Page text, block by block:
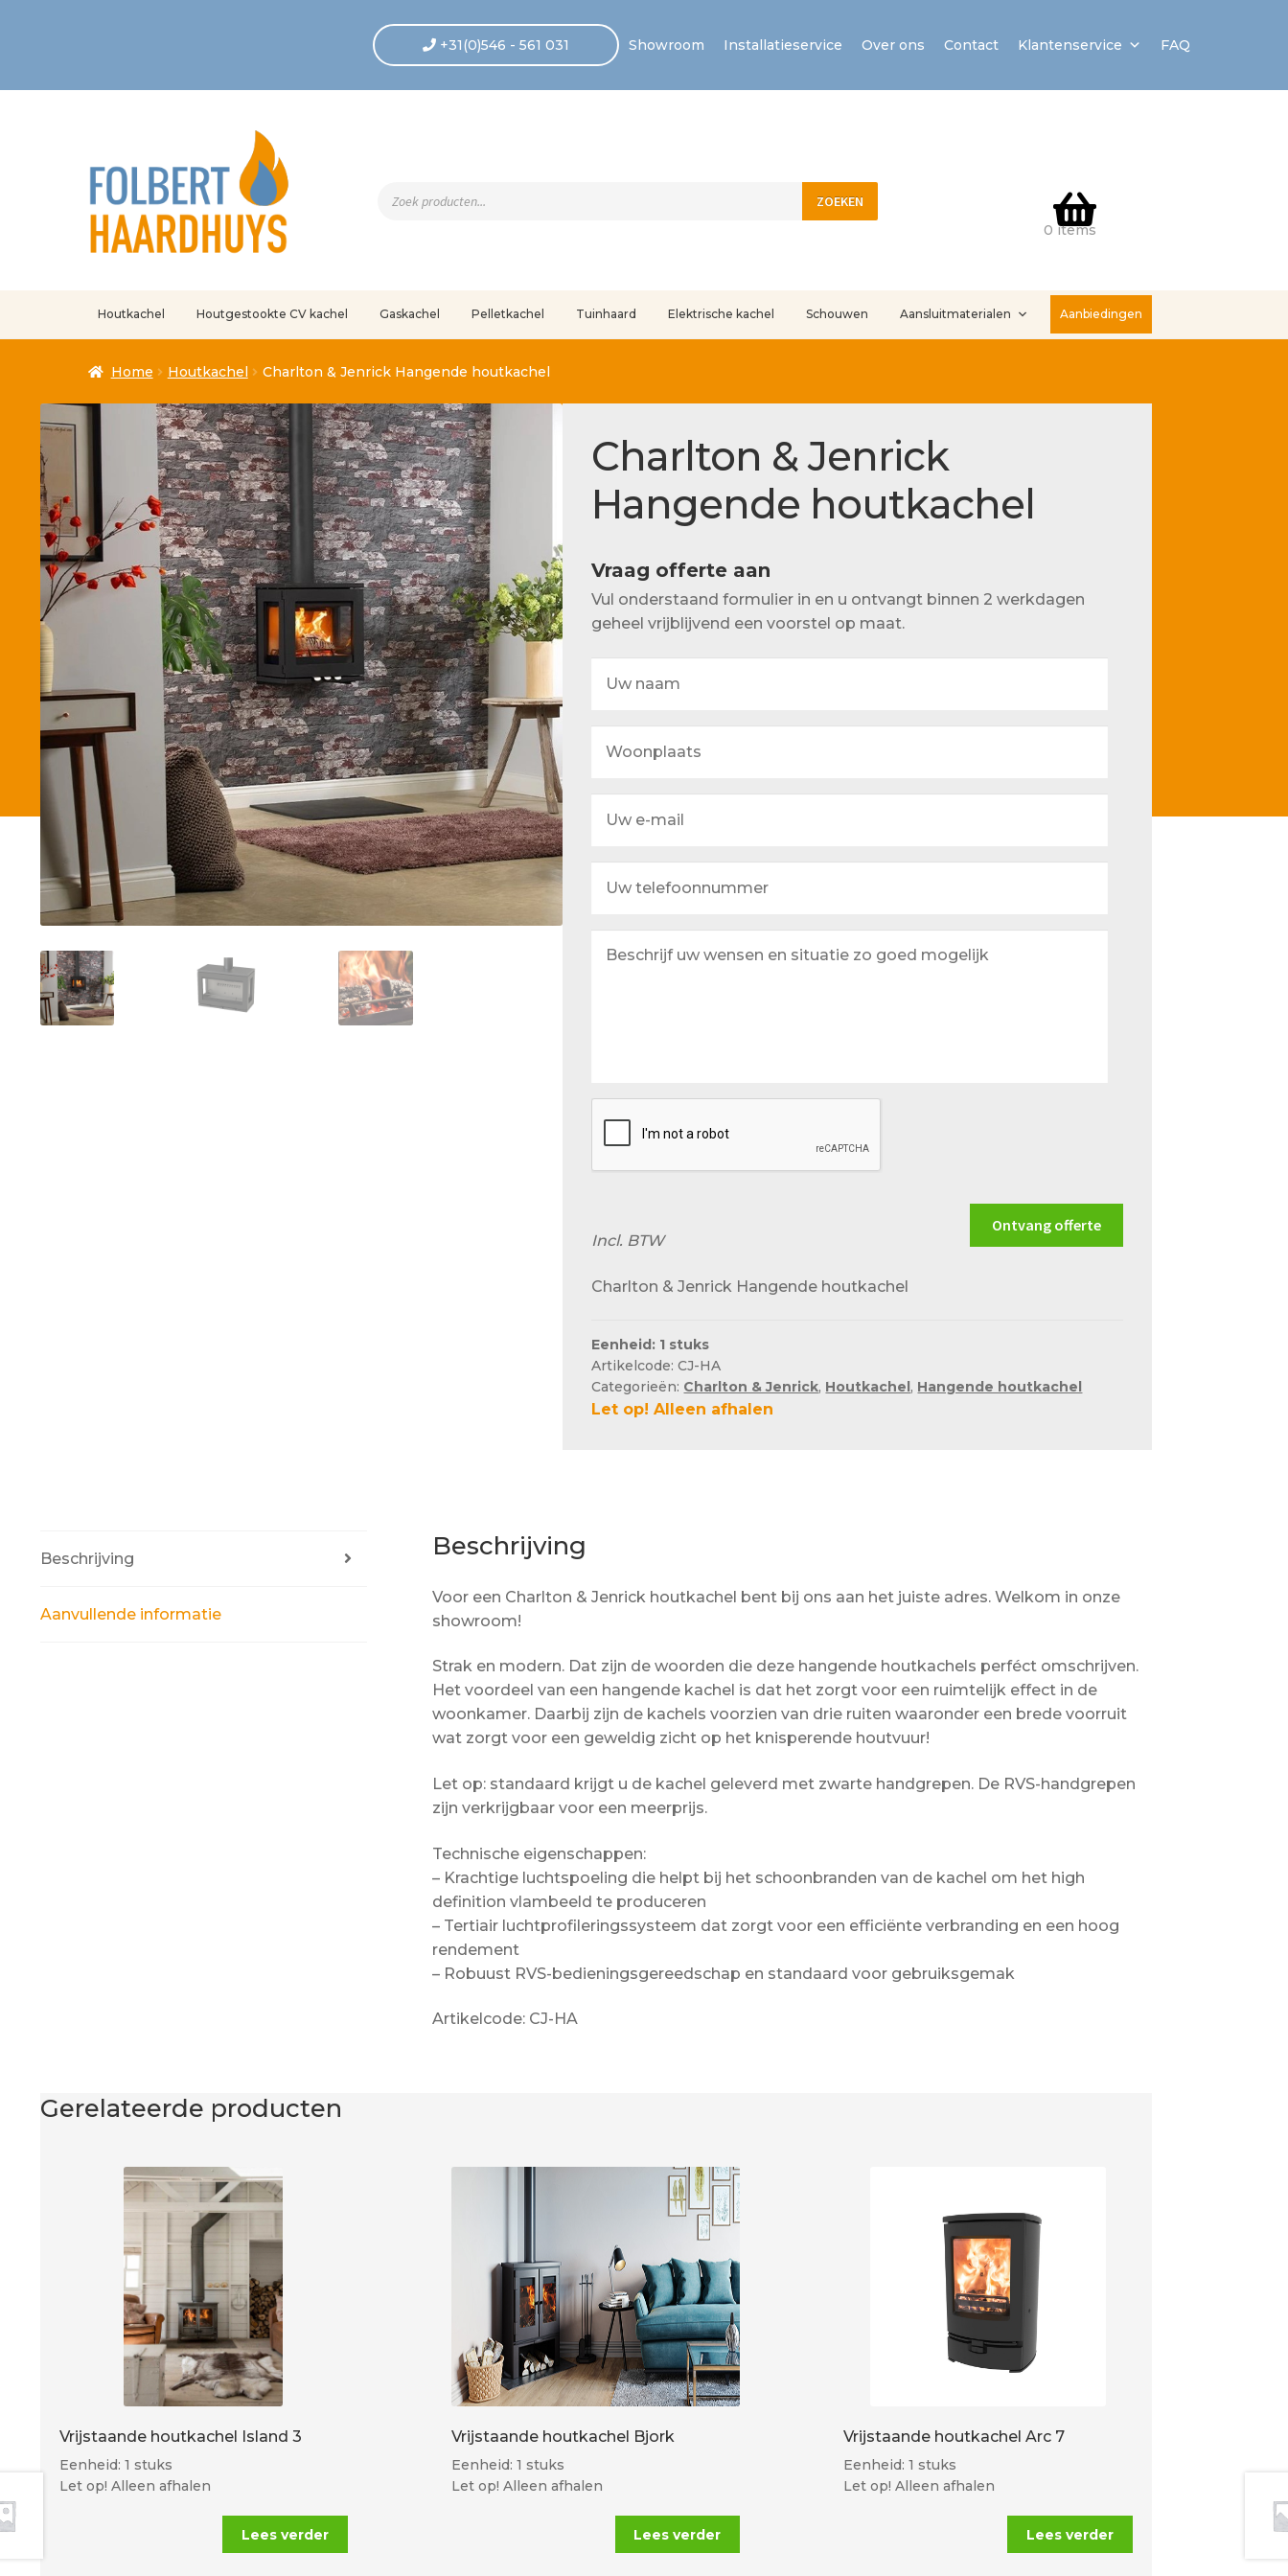
+31(0)546 - 561 031 Showroom Installatieservice Over ons Contact Klantenservice FAQ
zoeken
ZOEKEN
0 items
Houtkachel Houtgestookte CV kachel Gaskachel Pelletkachel Tuinhaard Elektrische kachel Schouwen Aansluitmaterialen Aanbiedingen
Betaalmethode Actueel
Ons team
Verzending en bezorging Winkel Winkelmand
Home Houtkachel Charlton & Jenrick Hangende houtkachel
Charlton & Jenrick
Hangende houtkachel
Vraag offerte aan
Vul onderstaand formulier in en u ontvangt binnen 2 werkdagen
geheel vrijblijvend een voorstel op maat.
naam
e-
telefoonnummer
uw
Ontvang offerte
Incl. BTW
Charlton & Jenrick Hangende houtkachel
Eenheid: 1 stuks
Artikelcode: CJ-HA
Categorieën: Charlton & Jenrick, Houtkachel, Hangende houtkachel
Let op! Alleen afhalen
Beschrijving
Aanvullende informatie
Beschrijving
Voor een Charlton & Jenrick houtkachel bent bij ons aan het juiste adres. Welkom in onze
showroom!
Strak en modern. Dat zijn de woorden die deze hangende houtkachels perféct omschrijven.
Het voordeel van een hangende kachel is dat het zorgt voor een ruimtelijk effect in de
woonkamer. Daarbij zijn de kachels voorzien van drie ruiten waaronder een brede voorruit
wat zorgt voor een geweldig zicht op het knisperende houtvuur!
Let op: standaard krijgt u de kachel geleverd met zwarte handgrepen. De RVS-handgrepen
zijn verkrijgbaar voor een meerprijs.
Technische eigenschappen:
– Krachtige luchtspoeling die helpt bij het schoonbranden van de kachel om het high
definition vlambeeld te produceren
– Tertiair luchtprofileringssysteem dat zorgt voor een efficiënte verbranding en een hoog
rendement
– Robuust RVS-bedieningsgereedschap en standaard voor gebruiksgemak
Artikelcode: CJ-HA
Gerelateerde producten
Vrijstaande houtkachel Island 3
Eenheid: 1 stuks
Let op! Alleen afhalen
Lees verder
Vrijstaande houtkachel Bjork
Eenheid: 1 stuks
Let op! Alleen afhalen
Lees verder
Vrijstaande houtkachel Arc 7
Eenheid: 1 stuks
Let op! Alleen afhalen
Lees verder